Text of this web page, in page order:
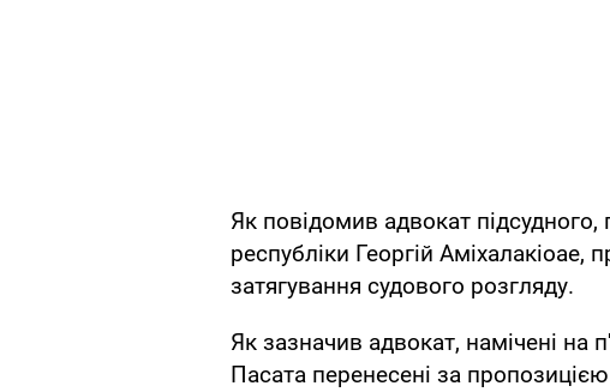
Як повідомив адвокат підсудного,
республіки Георгій Аміхалакіоае,
затягування судового розгляду.
Як зазначив адвокат, намічені на
Пасата перенесені за